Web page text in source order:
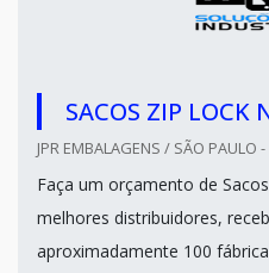
SACOS ZIP LOCK
JPR EMBALAGENS / SÃO PAULO -
Faça um orçamento de
melhores distribuidores,
aproximadamente 100